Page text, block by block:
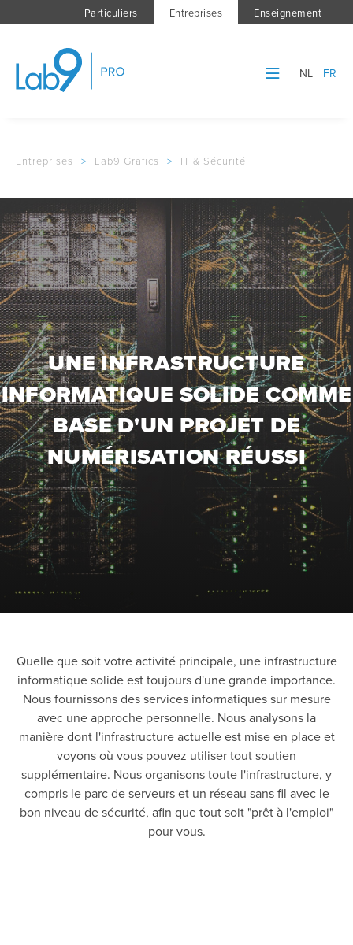
Particuliers Entreprises Enseignement
NL FR
Entreprises > Lab9 Grafics > IT & Sécurité
UNE INFRASTRUCTURE
INFORMATIQUE SOLIDE COMME
BASE D'UN PROJET DE
NUMÉRISATION RÉUSSI
Quelle que soit votre activité principale, une infrastructure
informatique solide est toujours d'une grande importance.
Nous fournissons des services informatiques sur mesure
avec une approche personnelle. Nous analysons la
manière dont l'infrastructure actuelle est mise en place et
voyons où vous pouvez utiliser tout soutien
supplémentaire. Nous organisons toute l'infrastructure, y
compris le parc de serveurs et un réseau sans fil avec le
bon niveau de sécurité, afin que tout soit "prêt à l'emploi"
pour vous.